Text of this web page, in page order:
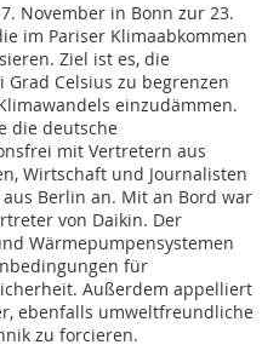
November in Bonn zur 23.
im Pariser Klimaabkommen
Ziel ist es, die
Celsius zu begrenzen
einzudämmen.
die deutsche
mit Vertretern aus
Wirtschaft und Journalisten
aus Berlin an. Mit an Bord war
von Daikin. Der
Wärmepumpensystemen
für
Außerdem appelliert
ebenfalls umweltfreundliche
zu forcieren.